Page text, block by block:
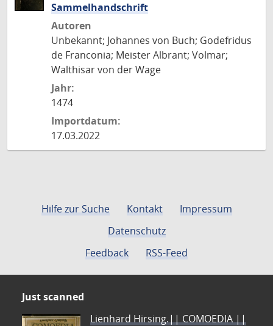
Sammelhandschrift
Autoren
Unbekannt; Johannes von Buch; Godefridus
de Franconia; Meister Albrant; Volmar;
Walthisar von der Wage
Jahr:
1474
Importdatum:
17.03.2022
Hilfe zur Suche Kontakt
Impressum
Datenschutz
Feedback
RSS-Feed
Just scanned
Lienhard Hirsing.|| COMOEDIA ||